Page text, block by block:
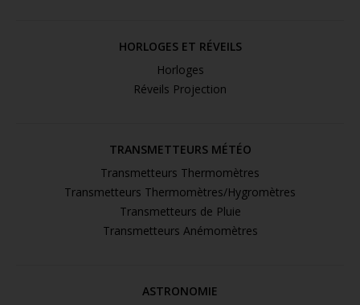
HORLOGES ET RÉVEILS
Horloges
Réveils Projection
TRANSMETTEURS MÉTÉO
Transmetteurs Thermomètres
Transmetteurs Thermomètres/Hygromètres
Transmetteurs de Pluie
Transmetteurs Anémomètres
ASTRONOMIE